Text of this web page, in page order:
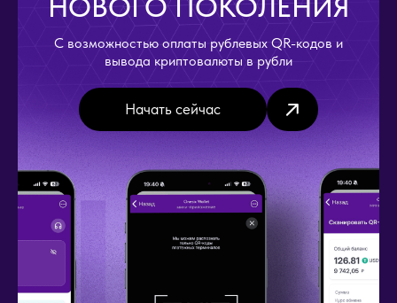
НОВОГО ПОКОЛЕНИЯ
С возможностью оплаты рублевых QR-кодов и
вывода криптовалюты в рубли
Начать сейчас